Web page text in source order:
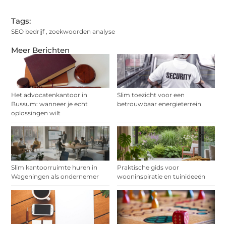
Meer Berichten
Het advocatenkantoor in
Bussum: wanneer je echt
oplossingen wilt
Slim toezicht voor een
betrouwbaar energieterrein
Slim kantoorruimte huren in
Wageningen als ondernemer
Praktische gids voor
wooninspiratie en tuinideeën
Tags:
SEO bedrijf,zoekwoorden analyse